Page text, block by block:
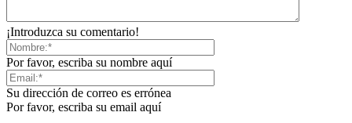
¡Introduzca su comentario!
Por favor, escriba su nombre aquí
Su dirección de correo es errónea
Por favor, escriba su email aquí